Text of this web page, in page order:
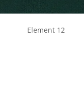
Element 12